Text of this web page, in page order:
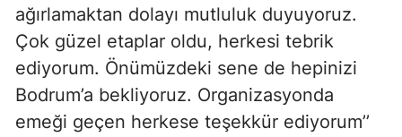
ağırlamaktan dolayı mutluluk duyuyoruz.
Çok güzel etaplar oldu, herkesi tebrik
ediyorum. Önümüzdeki sene de hepinizi
Bodrum’a bekliyoruz. Organizasyonda
emeği geçen herkese teşekkür ediyorum’’